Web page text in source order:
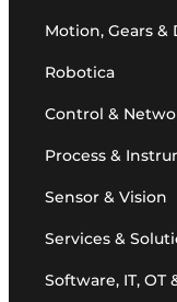
Motion, Gears &
Robotica
Control &
Process &
Sensor & Vision
Services &
Software, IT, OT